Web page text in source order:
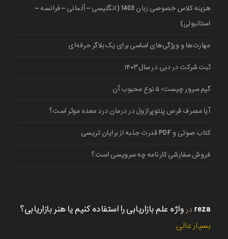
هزینه کلاس خصوصی زبان 1403 (انگلیسی – آلمانی – فرانسه –
استانبولی)
مهارت‌ها و ویژگی‌های اساسی برای یک بلاگر حرفه‌ای
ثبت شرکت در دبی در سال ۱۴۰۳
گیم سرور چیست؛ ۵ نوع محبوب آن
آیا مصرف قرص پنتوپرازول در درمان درد معده موثر است؟
کتاب صوتی و PDF قدرت جذبه از برایان تریسی
فروش سفارشی کارنامه چه سرویسی است؟
reza در واژه علم بازاریابی را استفاده کنیم یا هنر بازاریابی؟
بسیار عالی